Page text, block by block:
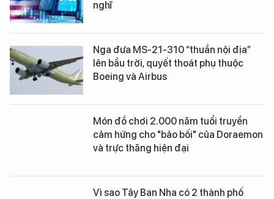
nghĩ
Nga đưa MS-21-310 “thuần nội địa”
lên bầu trời, quyết thoát phụ thuộc
Boeing và Airbus
Món đồ chơi 2.000 năm tuổi truyền
cảm hứng cho "bảo bối" của Doraemon
và trực thăng hiện đại
Vì sao Tây Ban Nha có 2 thành phố